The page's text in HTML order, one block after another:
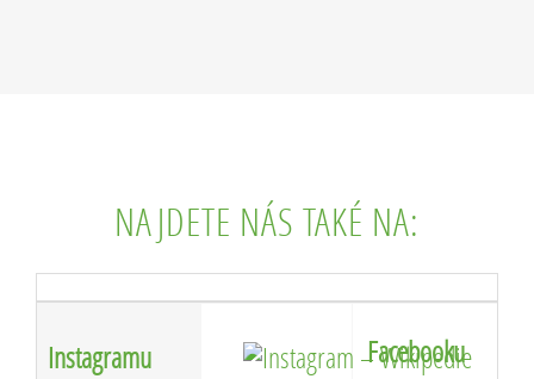
NAJDETE NÁS TAKÉ NA:
Instagramu Facebooku